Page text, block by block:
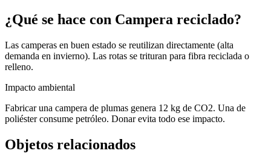
¿Qué se hace con Campera reciclado?
Las camperas en buen estado se reutilizan directamente (alta
demanda en invierno). Las rotas se trituran para fibra reciclada o
relleno.
Impacto ambiental
Fabricar una campera de plumas genera 12 kg de CO2. Una de
poliéster consume petróleo. Donar evita todo ese impacto.
Objetos relacionados